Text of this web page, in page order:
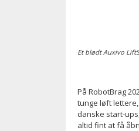
Et blødt Auxivo
På RobotBrag
tunge løft
danske start-
altid fint at få